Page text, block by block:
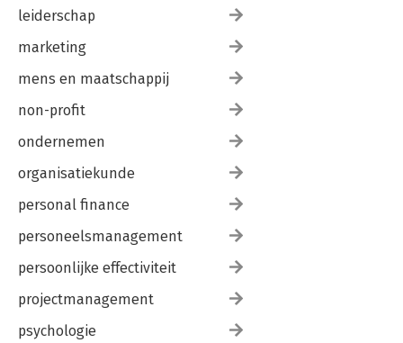
leiderschap
marketing
mens en maatschappij
non-profit
ondernemen
organisatiekunde
personal finance
personeelsmanagement
persoonlijke effectiviteit
projectmanagement
psychologie